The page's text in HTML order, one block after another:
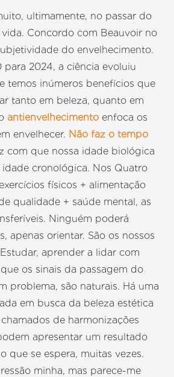
ultimamente, no passar do
Concordo com Beauvoir no
do envelhecimento.
para 2024, a ciência evoluiu
temos inúmeros benefícios que
tanto em beleza, quanto em
antienvelhecimento enfoca os
envelhecer. Não faz o tempo
com que nossa idade biológica
idade cronológica. Nos Quatro
físicos + alimentação
qualidade + saúde mental, as
Ninguém poderá
apenas orientar. São os nossos
aprender a lidar com
os sinais da passagem do
problema, são naturais. Há uma
em busca da beleza estética
de harmonizações
apresentar um resultado
que se espera, muitas vezes.
minha, mas parece-me